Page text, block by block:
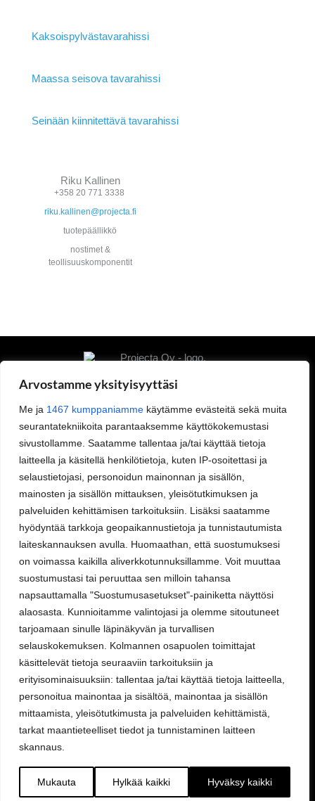
Arvostamme yksityisyyttäsi
Me ja 1467 kumppaniamme käytämme evästeitä sekä muita
seurantatekniikoita parantaaksemme käyttökokemustasi
sivustollamme. Saatamme tallentaa ja/tai käyttää tietoja
laitteella ja käsitellä henkilötietoja, kuten IP-osoitettasi ja
selaustietojasi, personoidun mainonnan ja sisällön,
mainosten ja sisällön mittauksen, yleisötutkimuksen ja
palveluiden kehittämisen tarkoituksiin. Lisäksi saatamme
hyödyntää tarkkoja geopaikannustietoja ja tunnistautumista
laiteskannauksen avulla. Huomaathan, että suostumuksesi
on voimassa kaikilla aliverkkotunnuksillamme. Voit muuttaa
suostumustasi tai peruuttaa sen milloin tahansa
napsauttamalla "Suostumusasetukset"-painiketta näyttösi
alaosasta. Kunnioitamme valintojasi ja olemme sitoutuneet
tarjoamaan sinulle läpinäkyvän ja turvallisen
selauskokemuksen. Kolmannen osapuolen toimittajat
käsittelevät tietoja seuraaviin tarkoituksiin ja
erityisominaisuuksiin: tallentaa ja/tai käyttää tietoja laitteella,
personoitua mainontaa ja sisältöä, mainontaa ja sisällön
mittaamista, yleisötutkimusta ja palveluiden kehittämistä,
tarkat maantieteelliset tiedot ja tunnistaminen laitteen
skannaus.
Mukauta Hylkää kaikki Hyväksy kaikki
Kaksoispylvästavarahissi
Maassa seisova tavarahissi
Seinään kiinnitettävä tavarahissi
Riku Kallinen
+358 20 771 3338
riku.kallinen@projecta.fi
tuotepäällikkö
nostimet &
teollisuuskomponentit
Projecta Oy
Tietoa meistä
Yhteystiedot
Ympäristöohjelma
Rekisteriseloste
Laskutustiedot
Asiakastilin avaaminen
Tilaukset ja palautukset verkkokaupasta
Valikko
Koneet ja laitteet
Teollisuustuotteet
Hinnastot & esitteet
Huoltopalvelut
Uutisblogi
Hae sivuilta
Aukioloajat
Ma-Pe 8:00-16.00
Lukkosepänkatu 14, 20320 Turku